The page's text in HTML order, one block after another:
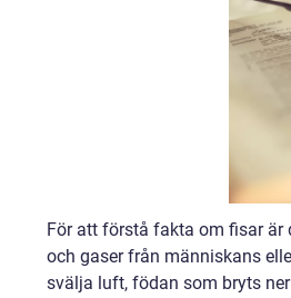
För att förstå fakta om fisar
och gaser från människans
svälja luft, födan som bryts